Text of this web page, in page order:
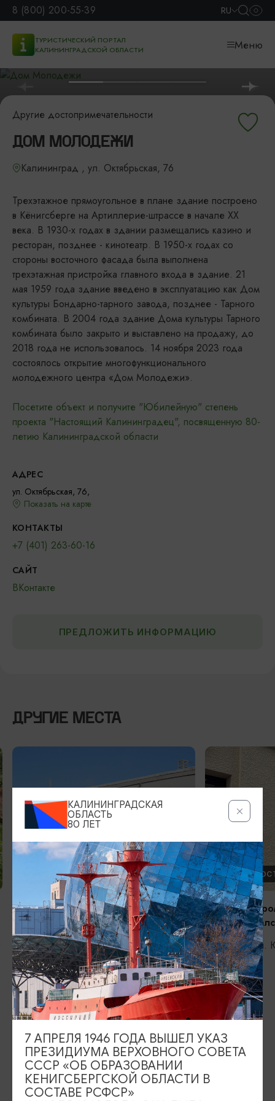
8 (800) 200-55-39 RU
ТУРИСТИЧЕСКИЙ ПОРТАЛ
КАЛИНИНГРАДСКОЙ ОБЛАСТИ
Меню
Другие достопримечательности
ДОМ МОЛОДЕЖИ
Калининград , ул. Октябрьская, 76
Трехэтажное прямоугольное в плане здание построено
в Кёнигсберге на Артиллерие-штрассе в начале XX
века. В 1930-х годах в здании размещались казино и
ресторан, позднее - кинотеатр. В 1950-х годах со
стороны восточного фасада была выполнена
трехэтажная пристройка главного входа в здание. 21
мая 1959 года здание введено в эксплуатацию как Дом
культуры Бондарно-тарного завода, позднее - Тарного
комбината. В 2004 года здание Дома культуры Тарного
комбината было закрыто и выставлено на продажу, до
2018 года не использовалось. 14 ноября 2023 года
состоялось открытие многофункционального
молодежного центра «Дом Молодежи».
Посетите объект и получите "Юбилейную" степень
проекта "Настоящий Калининградец", посвященную 80-
летию Калининградской области
АДРЕС
ул. Октябрьская, 76,
Показать на карте
КОНТАКТЫ
+7 (401) 263-60-16
САЙТ
ВКонтакте
ПРЕДЛОЖИТЬ ИНФОРМАЦИЮ
ДРУГИЕ МЕСТА
ДРУГИЕ ДОСТОПРИМЕЧАТЕЛЬНОСТИ
Северный вокзал
Калининград, Советский проспект, д.2
ДРУГИЕ
Дом, в
Советск, ул.
ИЩИТЕ ТАКЖЕ НА НАШЕМ САЙТЕ
Серебряное ожерелье
Электронная виза
Туры и экскурсии
Афиша мероприятий
КАЛИНИНГРАДСКАЯ
ОБЛАСТЬ
80 ЛЕТ
7 АПРЕЛЯ 1946 ГОДА ВЫШЕЛ УКАЗ
ПРЕЗИДИУМА ВЕРХОВНОГО СОВЕТА
СССР «ОБ ОБРАЗОВАНИИ
КЕНИГСБЕРГСКОЙ ОБЛАСТИ В
СОСТАВЕ РСФСР»